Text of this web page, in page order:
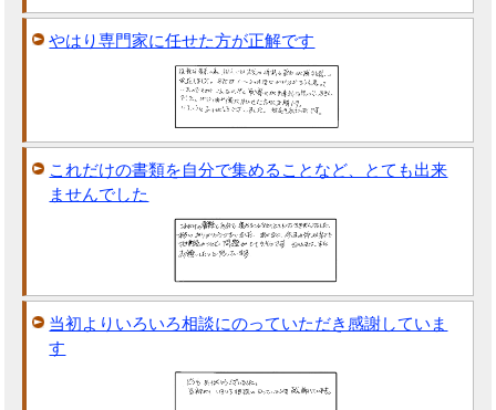
やはり専門家に任せた方が正解です
これだけの書類を自分で集めることなど、とても出来
ませんでした
当初よりいろいろ相談にのっていただき感謝していま
す